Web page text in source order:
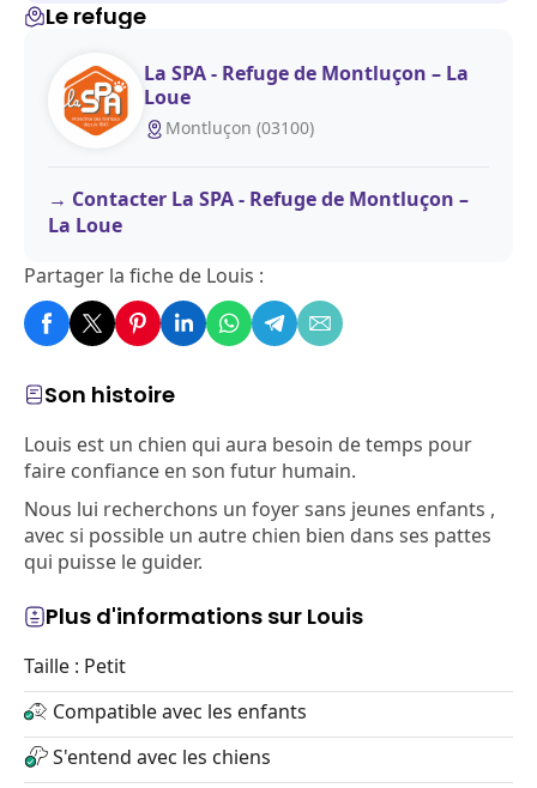
Son histoire
Louis est un chien qui aura besoin de temps pour
faire confiance en son futur humain.
Nous lui recherchons un foyer sans jeunes enfants ,
avec si possible un autre chien bien dans ses pattes
qui puisse le guider.
Plus d'informations sur Louis
Taille : Petit
Compatible avec les enfants
S'entend avec les chiens
Le refuge
La SPA - Refuge de Montluçon – La
Loue
Montluçon (03100)
Contacter La SPA - Refuge de Montluçon –
La Loue
Partager la fiche de Louis :